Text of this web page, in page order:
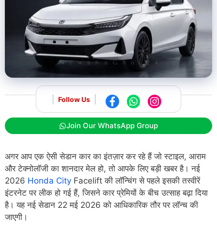
Follow Us
Join Our WhatsApp Group
अगर आप एक ऐसी सेडान कार का इंतज़ार कर रहे हैं जो स्टाइल, आराम
और टेक्नोलॉजी का शानदार मेल हो, तो आपके लिए बड़ी खबर है। नई
2026 Honda City Facelift की लॉन्चिंग से पहले इसकी तस्वीरें
इंटरनेट पर लीक हो गई हैं, जिसने कार प्रेमियों के बीच उत्साह बढ़ा दिया
है। यह नई सेडान 22 मई 2026 को आधिकारिक तौर पर लॉन्च की
जाएगी।